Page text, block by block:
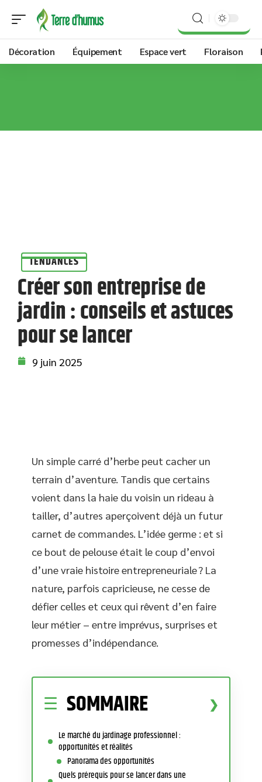
Décoration Équipement Espace vert Floraison
TENDANCES
Créer son entreprise de
jardin : conseils et astuces
pour se lancer
9 juin 2025
Un simple carré d’herbe peut cacher un
terrain d’aventure. Tandis que certains
voient dans la haie du voisin un rideau à
tailler, d’autres aperçoivent déjà un futur
carnet de commandes. L’idée germe : et si
ce bout de pelouse était le coup d’envoi
d’une vraie histoire entrepreneuriale ? La
nature, parfois capricieuse, ne cesse de
défier celles et ceux qui rêvent d’en faire
leur métier – entre imprévus, surprises et
promesses d’indépendance.
SOMMAIRE
Le marché du jardinage professionnel :
opportunités et réalités
Panorama des opportunités
Quels prérequis pour se lancer dans une